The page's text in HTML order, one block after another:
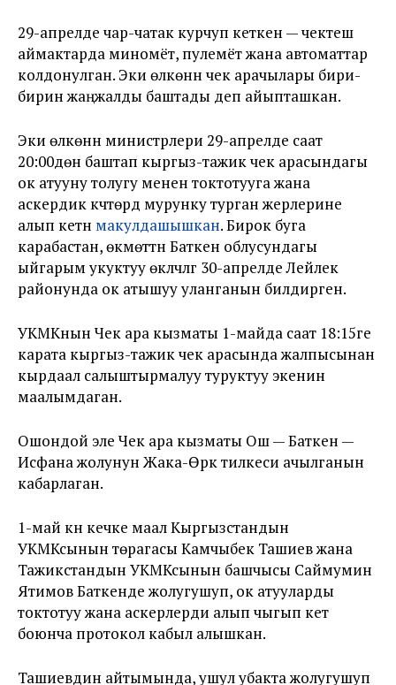
29-апрелде чар-чатак курчуп кеткен — чектеш
аймактарда миномёт, пулемёт жана автоматтар
колдонулган. Эки өлкөнүн чек арачылары бири-
бирин жаңжалды баштады деп айыпташкан.
Эки өлкөнүн министрлери 29-апрелде саат
20:00дөн баштап кыргыз-тажик чек арасындагы
ок атууну толугу менен токтотууга жана
аскердик күчтөрдү мурунку турган жерлерине
алып кетүүнү макулдашышкан. Бирок буга
карабастан, өкмөттүн Баткен облусундагы
ыйгарым укуктуу өкүлчүлүгү 30-апрелде Лейлек
районунда ок атышуу уланганын билдирген.
УКМКнын Чек ара кызматы 1-майда саат 18:15ге
карата кыргыз-тажик чек арасында жалпысынан
кырдаал салыштырмалуу туруктуу экенин
маалымдаган.
Ошондой эле Чек ара кызматы Ош — Баткен —
Исфана жолунун Жака-Өрүк тилкеси ачылганын
кабарлаган.
1-май күнү кечке маал Кыргызстандын
УКМКсынын төрагасы Камчыбек Ташиев жана
Тажикстандын УКМКсынын башчысы Саймумин
Ятимов Баткенде жолугушуп, ок атууларды
токтотуу жана аскерлерди алып чыгып кетүү
боюнча протокол кабыл алышкан.
Ташиевдин айтымында, ушул убакта жолугушуп